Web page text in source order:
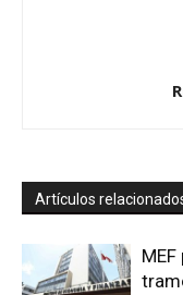
Artículos